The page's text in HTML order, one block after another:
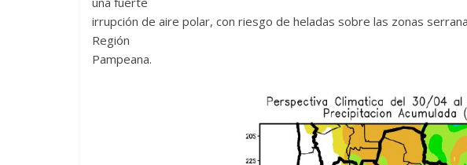
irrupción de aire polar, con riesgo de heladas sobre las zonas
Región
Pampeana.